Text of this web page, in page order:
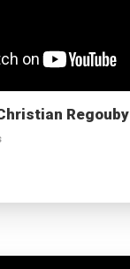
Regouby